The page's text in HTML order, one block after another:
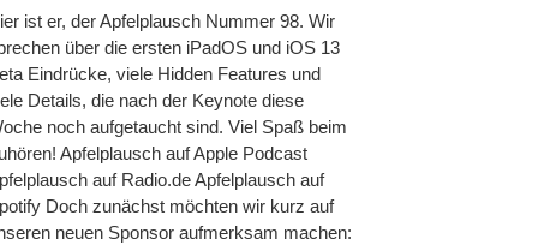
ist er, der Apfelplausch Nummer 98. Wir
über die ersten iPadOS und iOS 13
Eindrücke, viele Hidden Features und
Details, die nach der Keynote diese
noch aufgetaucht sind. Viel Spaß beim
Apfelplausch auf Apple Podcast
auf Radio.de Apfelplausch auf
Doch zunächst möchten wir kurz auf
neuen Sponsor aufmerksam machen: